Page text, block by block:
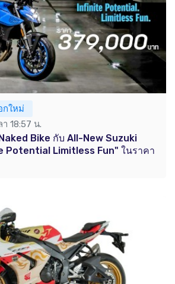
กใหม่
18:57 น.
Bike กับ All-New Suzuki
Potential Limitless Fun" ในราคา